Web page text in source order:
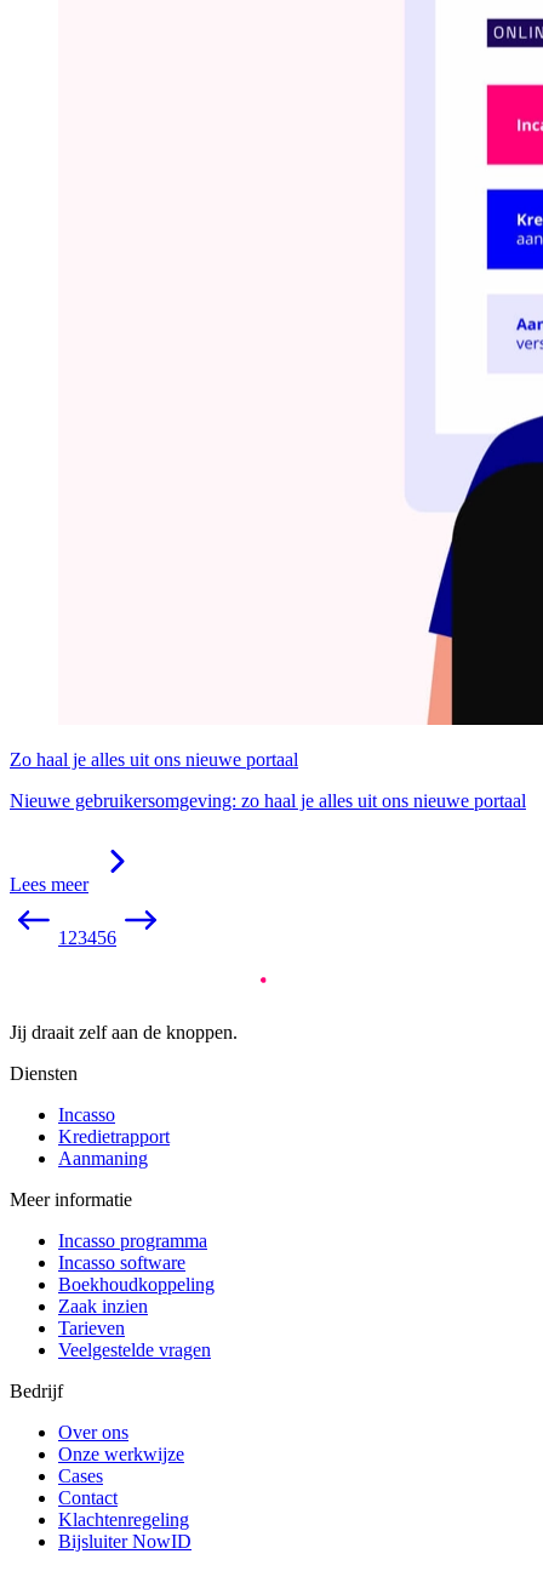
Zo haal je alles uit ons nieuwe portaal
Nieuwe gebruikersomgeving: zo haal je alles uit ons nieuwe portaal
Lees meer
123456
Jij draait zelf aan de knoppen.
Diensten
Incasso
Kredietrapport
Aanmaning
Meer informatie
Incasso programma
Incasso software
Boekhoudkoppeling
Zaak inzien
Tarieven
Veelgestelde vragen
Bedrijf
Over ons
Onze werkwijze
Cases
Contact
Klachtenregeling
Bijsluiter NowID